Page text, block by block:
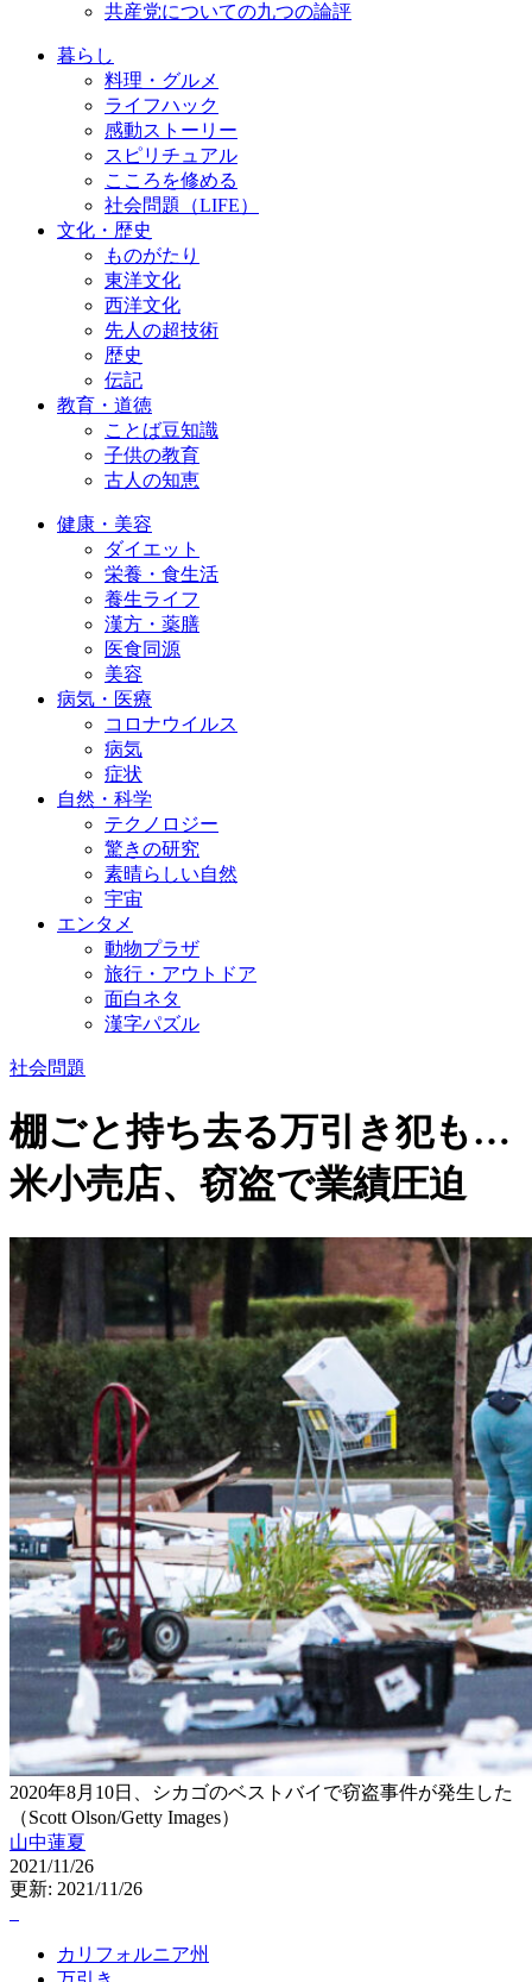
共産党についての九つの論評
暮らし
料理・グルメ
ライフハック
感動ストーリー
スピリチュアル
こころを修める
社会問題（LIFE）
文化・歴史
ものがたり
東洋文化
西洋文化
先人の超技術
歴史
伝記
教育・道徳
ことば豆知識
子供の教育
古人の知恵
健康・美容
ダイエット
栄養・食生活
養生ライフ
漢方・薬膳
医食同源
美容
病気・医療
コロナウイルス
病気
症状
自然・科学
テクノロジー
驚きの研究
素晴らしい自然
宇宙
エンタメ
動物プラザ
旅行・アウトドア
面白ネタ
漢字パズル
社会問題
棚ごと持ち去る万引き犯も…
米小売店、窃盗で業績圧迫
2020年8月10日、シカゴのベストバイで窃盗事件が発生した
（Scott Olson/Getty Images）
山中蓮夏
2021/11/26
更新: 2021/11/26
カリフォルニア州